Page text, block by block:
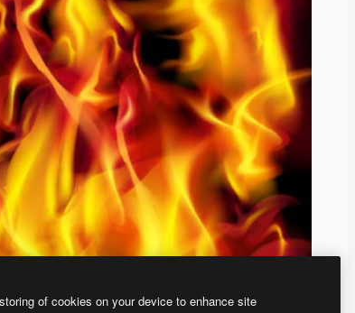
of cookies on your device to enhance site